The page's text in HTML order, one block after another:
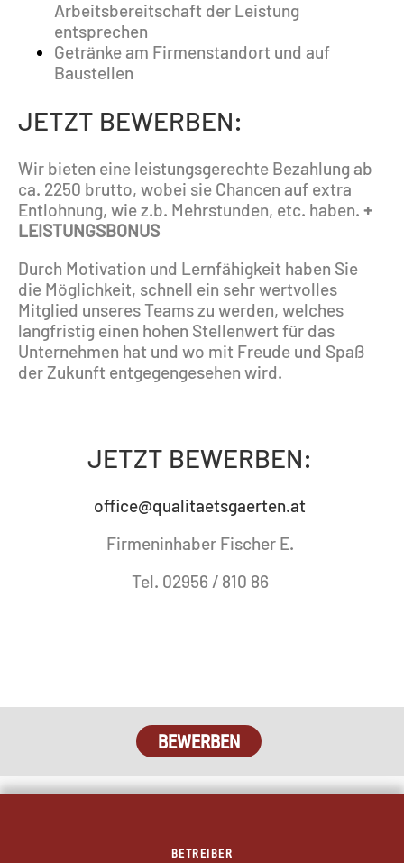
Arbeitsbereitschaft der Leistung
entsprechen
Getränke am Firmenstandort und auf
Baustellen
JETZT BEWERBEN:
Wir bieten eine leistungsgerechte Bezahlung ab
ca. 2250 brutto, wobei sie Chancen auf extra
Entlohnung, wie z.b. Mehrstunden, etc. haben. +
LEISTUNGSBONUS
Durch Motivation und Lernfähigkeit haben Sie
die Möglichkeit, schnell ein sehr wertvolles
Mitglied unseres Teams zu werden, welches
langfristig einen hohen Stellenwert für das
Unternehmen hat und wo mit Freude und Spaß
der Zukunft entgegengesehen wird.
JETZT BEWERBEN:
office@qualitaetsgaerten.at
Firmeninhaber Fischer E.
Tel. 02956 / 810 86
BEWERBEN
BETREIBER